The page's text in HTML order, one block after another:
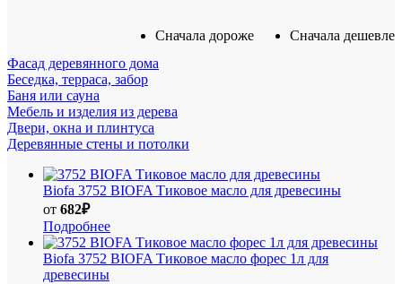
Сначала дороже
Сначала дешевле
Фасад деревянного дома
Беседка, терраса, забор
Баня или сауна
Мебель и изделия из дерева
Двери, окна и плинтуса
Деревянные стены и потолки
Biofa 3752 BIOFA Тиковое масло для древесины
от 682₽
Подробнее
Biofa 3752 BIOFA Тиковое масло форес 1л для
древесины